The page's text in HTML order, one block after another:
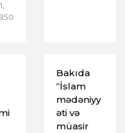
Bakıda
“İslam
mədəniyy
əti və
müasir